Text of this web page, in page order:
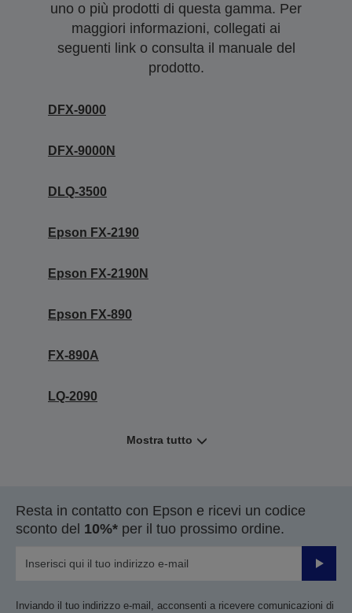
uno o più prodotti di questa gamma. Per
maggiori informazioni, collegati ai
seguenti link o consulta il manuale del
prodotto.
DFX-9000
DFX-9000N
DLQ-3500
Epson FX-2190
Epson FX-2190N
Epson FX-890
FX-890A
LQ-2090
Mostra tutto
Resta in contatto con Epson e ricevi un codice
sconto del 10%* per il tuo prossimo ordine.
Invia
Inviando il tuo indirizzo e-mail, acconsenti a ricevere comunicazioni di